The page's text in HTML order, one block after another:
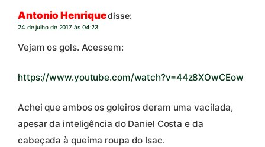
Antonio Henriquedisse:
24 de julho de 2017 às 04:23
Vejam os gols. Acessem:
https://www.youtube.com/watch?v=44z8XOwCEow
Achei que ambos os goleiros deram uma vacilada,
apesar da inteligência do Daniel Costa e da
cabeçada à queima roupa do Isac.